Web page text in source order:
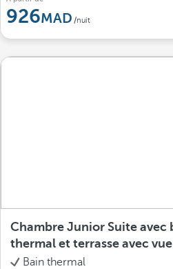
926 /nuit
Chambre Junior Suite avec
thermal et terrasse avec vue
Bain thermal